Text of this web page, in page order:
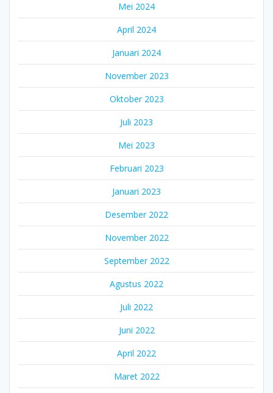
Mei 2024
April 2024
Januari 2024
November 2023
Oktober 2023
Juli 2023
Mei 2023
Februari 2023
Januari 2023
Desember 2022
November 2022
September 2022
Agustus 2022
Juli 2022
Juni 2022
April 2022
Maret 2022